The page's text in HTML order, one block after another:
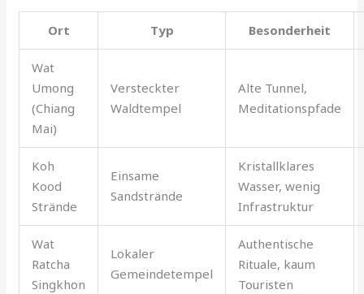
Ort Typ Besonderheit
Wat
Umong
(Chiang
Mai)
Versteckter
Waldtempel
Alte Tunnel,
Meditationspfade
Koh
Kood
Strände
Einsame
Sandstrände
Kristallklares
Wasser, wenig
Infrastruktur
Wat
Ratcha
Singkhon
Lokaler
Gemeindetempel
Authentische
Rituale, kaum
Touristen